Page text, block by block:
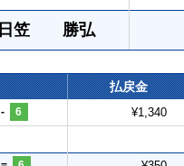
日笠 勝弘
払戻金
- 6 ¥1,340